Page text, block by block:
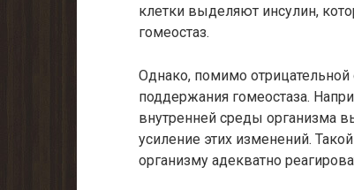
клетки выделяют инсулин,
гомеостаз.
Однако, помимо
поддержания гомеостаза.
внутренней среды организма
усиление этих изменений.
организму адекватно